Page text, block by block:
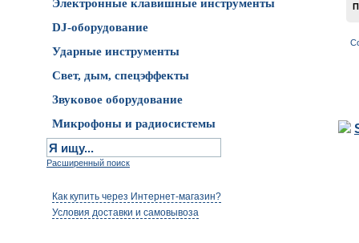
Электронные клавишные инструменты
DJ-оборудование
Ударные инструменты
Свет, дым, спецэффекты
Звуковое оборудование
Микрофоны и радиосистемы
Расширенный поиск
Как купить через Интернет-магазин?
Условия доставки и самовывоза